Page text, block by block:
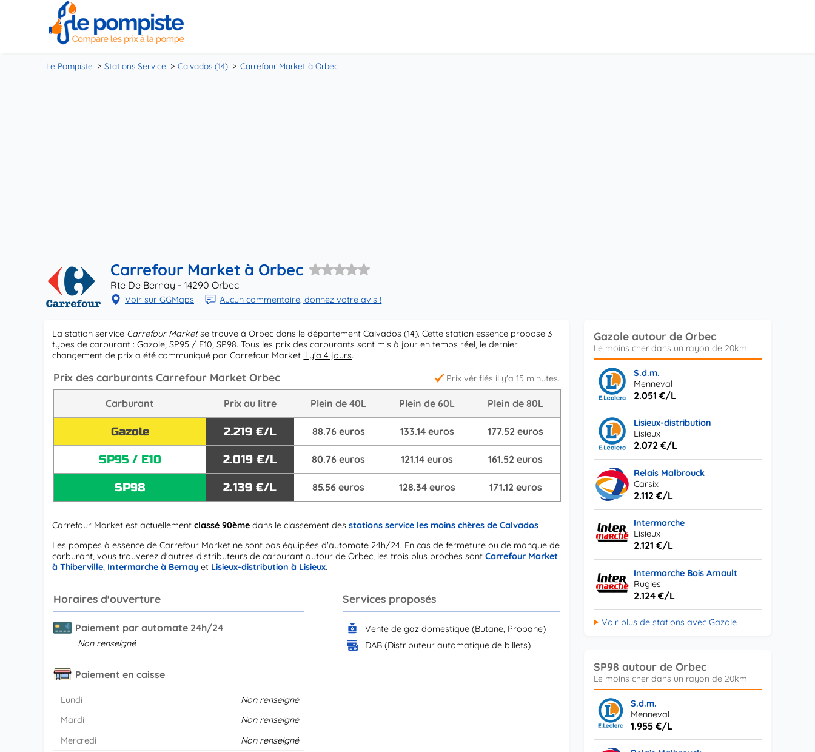
Le Pompiste Stations Service Calvados (14) Carrefour Market à Orbec
Carrefour Market à Orbec
Rte De Bernay - 14290 Orbec
Voir sur GGMaps Aucun commentaire, donnez votre avis !
La station service Carrefour Marketse trouve à Orbec dans le département Calvados (14). Cette station essence propose 3
types de carburant : Gazole, SP95 / E10, SP98. Tous les prix des carburants sont mis à jour en temps réel, le dernier
changement de prix a été communiqué par Carrefour Market il y'a 4 jours.
Prix vérifiés il y'a 15 minutes.
Prix des carburants Carrefour Market Orbec
Carburant Prix au litre Plein de 40L Plein de 60L Plein de 80L
Gazole 2.219 €/L 88.76 euros 133.14 euros 177.52 euros
SP95 / E10 2.019 €/L 80.76 euros 121.14 euros 161.52 euros
SP98 2.139 €/L 85.56 euros 128.34 euros 171.12 euros
Carrefour Market est actuellementclassé 90ème dans le classement desstations service les moins chères de Calvados
Les pompes à essence de Carrefour Market ne sont pas équipées d'automate 24h/24. En cas de fermeture ou de manque de
carburant, vous trouverez d'autres distributeurs de carburant autour de Orbec, les trois plus proches sontCarrefour Market
à Thiberville, Intermarche à Bernay et Lisieux-distribution à Lisieux.
Horaires d'ouverture
Paiement par automate 24h/24
Non renseigné
Paiement en caisse
Lundi
Non renseigné
Mardi
Non renseigné
Mercredi
Non renseigné
Services proposés
Vente de gaz domestique (Butane, Propane)
DAB (Distributeur automatique de billets)
Gazole autour de Orbec
S.d.m.
Menneval
2.051 €/L
Lisieux-distribution
Lisieux
2.072 €/L
Relais Malbrouck
Carsix
2.112 €/L
Intermarche
Lisieux
2.121 €/L
Intermarche Bois Arnault
Rugles
2.124 €/L
Voir plus de stations avec Gazole
SP98 autour de Orbec
S.d.m.
Menneval
1.955 €/L